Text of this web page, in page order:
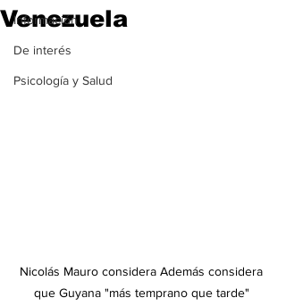
Información
De interés
Psicología y Salud
Venezuela
Nicolás Mauro considera Además considera
que Guyana "más temprano que tarde"